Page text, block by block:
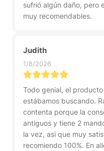
sufrió algún daño, pero
muy recomendables.
Judith
1/8/2026
Todo genial, el
estábamos buscando.
contenta porque la
antiguos y tiene 2
la vez, asi que muy
recomiendo 100%. En